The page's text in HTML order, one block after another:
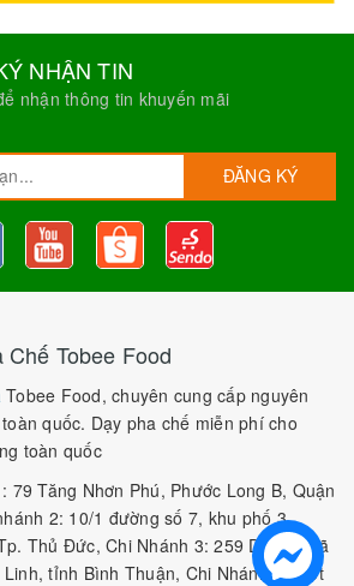
NHẬN TIN
nhận thông tin khuyến mãi
ĐĂNG KÝ
Tobee Food
Tobee Food, chuyên cung cấp nguyên
quốc. Dạy pha chế miễn phí cho
toàn quốc
79 Tăng Nhơn Phú, Phước Long B, Quận
2: 10/1 đường số 7, khu phố 3,
Thủ Đức, Chi Nhánh 3: 259 DT766, xã
tỉnh Bình Thuận, Chi Nhánh 4: Kiot